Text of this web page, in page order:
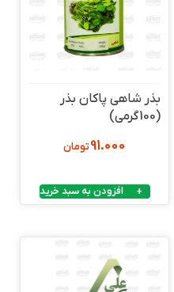
بذر شاهی پاکان بذر
(100گرمی)
91.000تومان
افزودن به سبد خرید